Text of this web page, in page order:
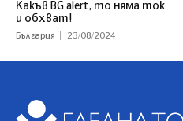
Какъв BG alert, то няма ток
и обхват!
България 23/08/2024